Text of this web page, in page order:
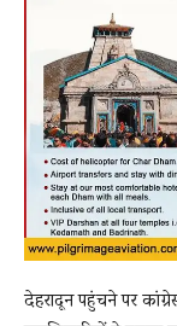
देहरादून पहुंचने पर